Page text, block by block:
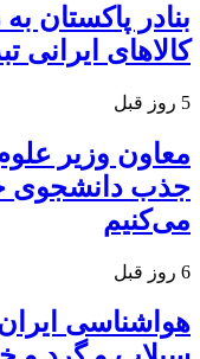
بنادر پاکستان
کالاهای ایرانی
5 روز قبل
معاون وزیر
جذب دانشجوی
می‌کنیم
6 روز قبل
هواشناسی